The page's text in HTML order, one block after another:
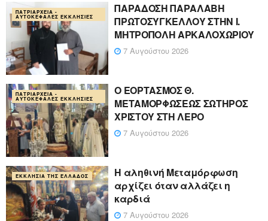
ΠΑΤΡΙΑΡΧΕΊΑ -
ΑΥΤΟΚΈΦΑΛΕΣ ΕΚΚΛΗΣΊΕΣ
ΠΑΡΑΔΟΣΗ ΠΑΡΑΛΑΒΗ
ΠΡΩΤΟΣΥΓΚΕΛΛΟΥ ΣΤΗΝ Ι.
ΜΗΤΡΟΠΟΛΗ ΑΡΚΑΛΟΧΩΡΙΟΥ
7 Αυγούστου 2026
ΠΑΤΡΙΑΡΧΕΊΑ -
ΑΥΤΟΚΈΦΑΛΕΣ ΕΚΚΛΗΣΊΕΣ
Ο ΕΟΡΤΑΣΜΟΣ Θ.
ΜΕΤΑΜΟΡΦΩΣΕΩΣ ΣΩΤΗΡΟΣ
ΧΡΙΣΤΟΥ ΣΤΗ ΛΕΡΟ
7 Αυγούστου 2026
ΕΚΚΛΗΣΊΑ ΤΗΣ ΕΛΛΆΔΟΣ
Η αληθινή Μεταμόρφωση
αρχίζει όταν αλλάζει η
καρδιά
7 Αυγούστου 2026